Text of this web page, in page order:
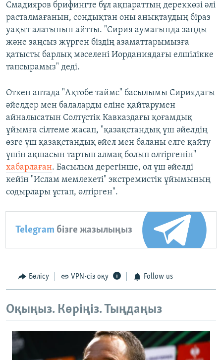
Смадияров брифингте бұл ақпараттың дереккөзі әлі
расталмағанын, сондықтан оны анықтаудың біраз
уақыт алатынын айтты. "Сирия аумағында заңды
және заңсыз жүрген біздің азаматтарымызға
қатысты барлық мәселені Иорданиядағы елшілікке
тапсырамыз" деді.
Өткен аптада "Ақтөбе таймс" басылымы Сириядағы
әйелдер мен балаларды еліне қайтарумен
айналысатын Солтүстік Кавказдағы қоғамдық
ұйымға сілтеме жасап, "қазақстандық үш әйелдің
өзге үш қазақстандық әйел мен баланы елге қайту
үшін ақшасын тартып алмақ болып өлтіргенін"
хабарлаған. Басылым дерегінше, ол үш әйелді
кейін "Ислам мемлекеті" экстремистік ұйымының
содырлары ұстап, өлтірген".
Telegram бізге жазылыңыз
Бөлісу VPN-сіз оқу Follow us
Оқыңыз. Көріңіз. Тыңдаңыз